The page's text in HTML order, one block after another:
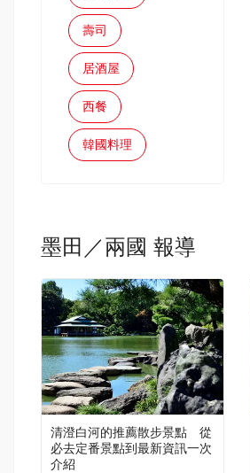
壽司
居酒屋
西餐
韓國料理
墨田／兩國 報導
清澄白河的推薦散步景點 從
必去定番景點到最新資訊一次
介紹